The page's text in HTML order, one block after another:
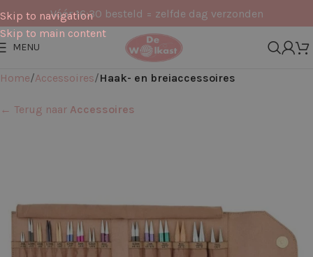
Skip to navigation
Skip to main content
Vóór 16:30 besteld = zelfde dag verzonden
MENU
Home Accessoires Haak- en breiaccessoires
← Terug naar Accessoires